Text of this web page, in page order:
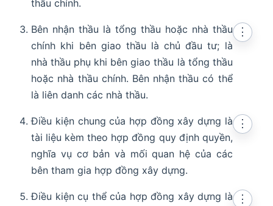
thầu chính.
Bên nhận thầu là tổng thầu hoặc nhà thầu
chính khi bên giao thầu là chủ đầu tư; là
nhà thầu phụ khi bên giao thầu là tổng thầu
hoặc nhà thầu chính. Bên nhận thầu có thể
là liên danh các nhà thầu.
⋮
Điều kiện chung của hợp đồng xây dựng là
tài liệu kèm theo hợp đồng quy định quyền,
nghĩa vụ cơ bản và mối quan hệ của các
bên tham gia hợp đồng xây dựng.
⋮
Điều kiện cụ thể của hợp đồng xây dựng là
⋮